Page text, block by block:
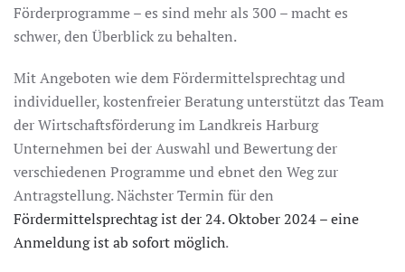
Förderprogramme – es sind mehr als 300 – macht es
schwer, den Überblick zu behalten.
Mit Angeboten wie dem Fördermittelsprechtag und
individueller, kostenfreier Beratung unterstützt das Team
der Wirtschaftsförderung im Landkreis Harburg
Unternehmen bei der Auswahl und Bewertung der
verschiedenen Programme und ebnet den Weg zur
Antragstellung. Nächster Termin für den
Fördermittelsprechtag ist der 24. Oktober 2024 – eine
Anmeldung ist ab sofort möglich.